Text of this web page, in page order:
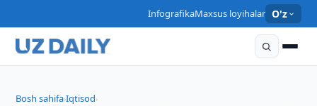
InfografikaMaxsus loyihalar O'z
Bosh sahifa›Iqtisod›